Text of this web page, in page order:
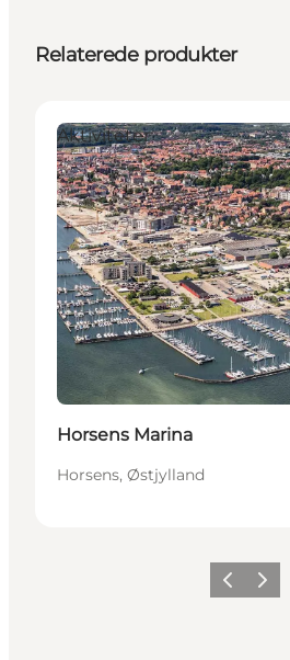
Relaterede produkter
Aktiviteter
Horsens Marina
Horsens, Østjylland
ForrigeNæste